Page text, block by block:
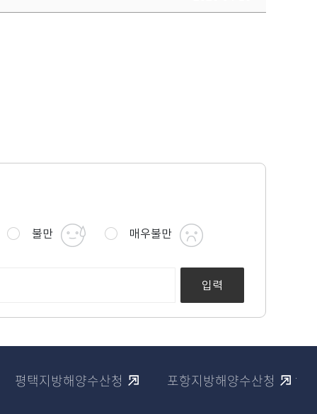
불만 매우불만
다
평택지방해양수산청 포항지방해양수산청